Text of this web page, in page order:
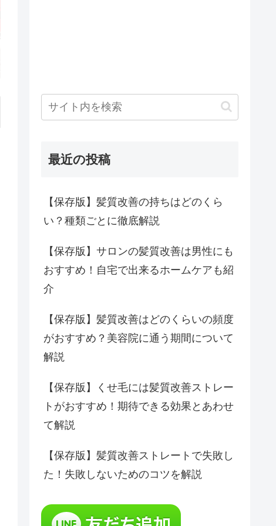
最近の投稿
【保存版】髪質改善の持ちはどのくら
い？種類ごとに徹底解説
【保存版】サロンの髪質改善は男性にも
おすすめ！自宅で出来るホームケアも紹
介
【保存版】髪質改善はどのくらいの頻度
がおすすめ？美容院に通う期間について
解説
【保存版】くせ毛には髪質改善ストレー
トがおすすめ！期待できる効果とあわせ
て解説
【保存版】髪質改善ストレートで失敗し
た！失敗しないためのコツを解説